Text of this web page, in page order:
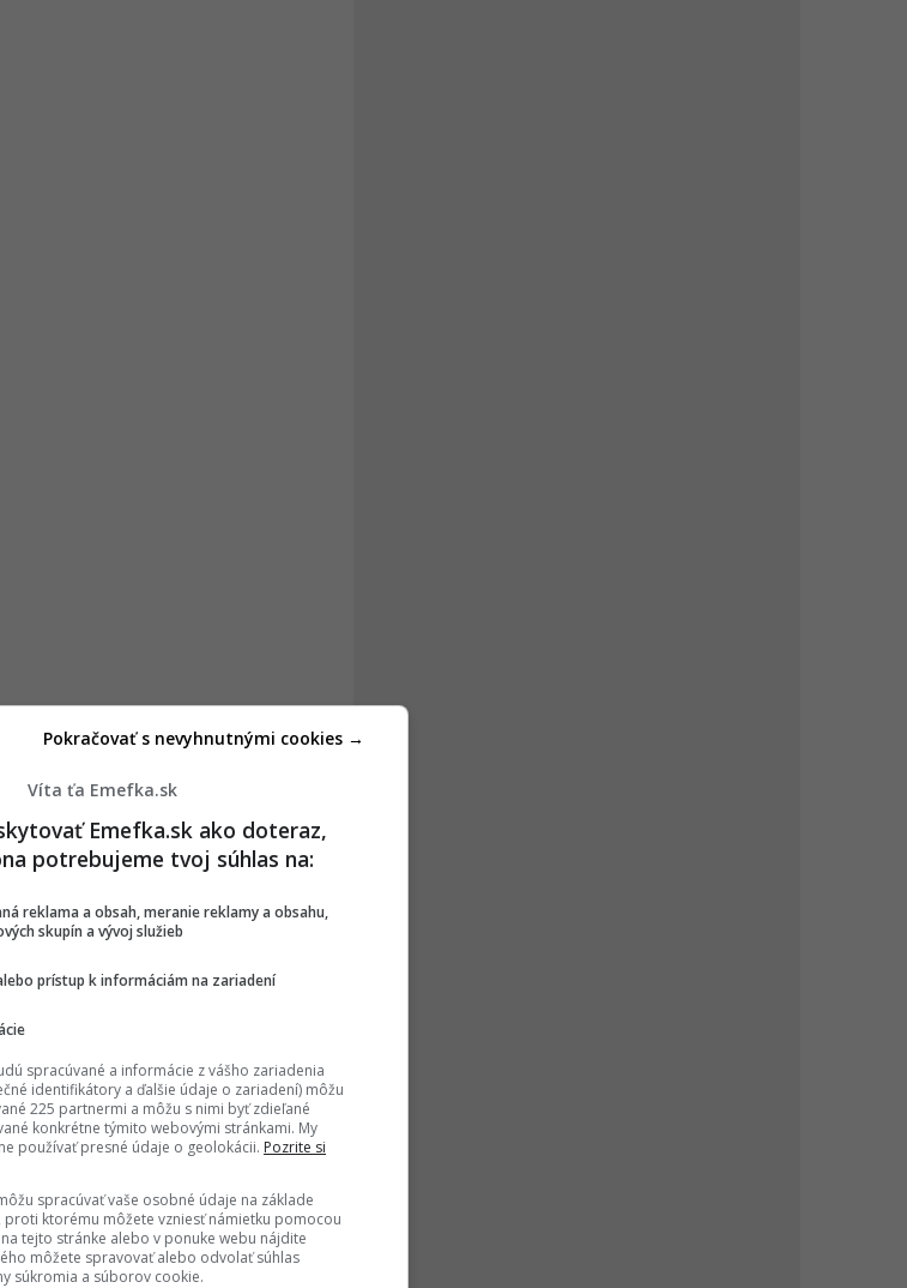
Víta ťa Emefka.sk
Emefka.sk ako doteraz,
potrebujeme tvoj súhlas na:
reklama a obsah, meranie reklamy a obsahu,
skupín a vývoj služieb
prístup k informáciám na zariadení
spracúvané a informácie z vášho zariadenia
identifikátory a ďalšie údaje o zariadení) môžu
225 partnermi a môžu s nimi byť zdieľané
konkrétne týmito webovými stránkami. My
používať presné údaje o geolokácii. Pozrite si
spracúvať vaše osobné údaje na základe
proti ktorému môžete vzniesť námietku pomocou
tejto stránke alebo v ponuke webu nájdite
môžete spravovať alebo odvolať súhlas
súkromia a súborov cookie.
Pokračovať s nevyhnutnými cookies →